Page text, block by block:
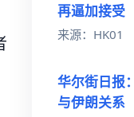
再逼加接受
来源：HK01
华尔街日报
与伊朗关系